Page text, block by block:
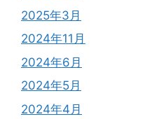
2025年3月
2024年11月
2024年6月
2024年5月
2024年4月